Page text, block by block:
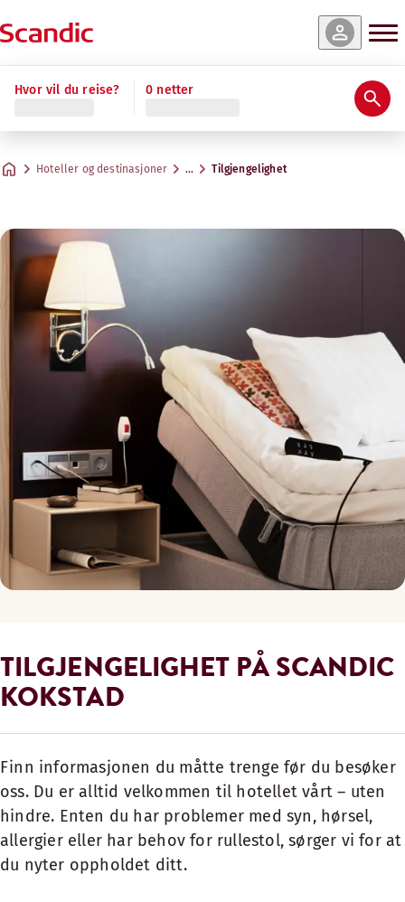
Hvor vil du reise? 0 netter
Hoteller og destinasjoner … Tilgjengelighet
TILGJENGELIGHET PÅ SCANDIC
KOKSTAD
Finn informasjonen du måtte trenge før du besøker
oss. Du er alltid velkommen til hotellet vårt – uten
hindre. Enten du har problemer med syn, hørsel,
allergier eller har behov for rullestol, sørger vi for at
du nyter oppholdet ditt.